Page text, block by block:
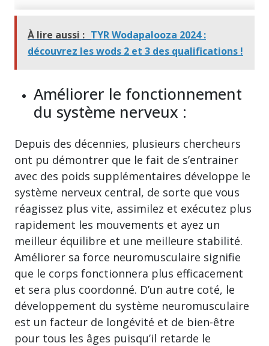
À lire aussi : TYR Wodapalooza 2024 :
découvrez les wods 2 et 3 des qualifications !
Améliorer le fonctionnement
du système nerveux :
Depuis des décennies, plusieurs chercheurs
ont pu démontrer que le fait de s’entrainer
avec des poids supplémentaires développe le
système nerveux central, de sorte que vous
réagissez plus vite, assimilez et exécutez plus
rapidement les mouvements et ayez un
meilleur équilibre et une meilleure stabilité.
Améliorer sa force neuromusculaire signifie
que le corps fonctionnera plus efficacement
et sera plus coordonné. D’un autre coté, le
développement du système neuromusculaire
est un facteur de longévité et de bien-être
pour tous les âges puisqu’il retarde le